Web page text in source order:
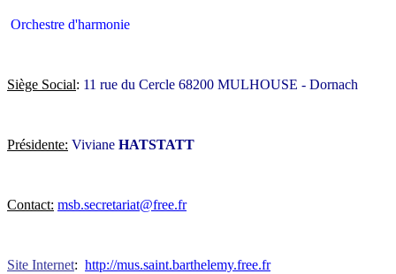
Orchestre d'harmonie
Siège Social: 11 rue du Cercle 68200 MULHOUSE - Dornach
Présidente: Viviane HATSTATT
Contact: msb.secretariat@free.fr
Site Internet: http://mus.saint.barthelemy.free.fr